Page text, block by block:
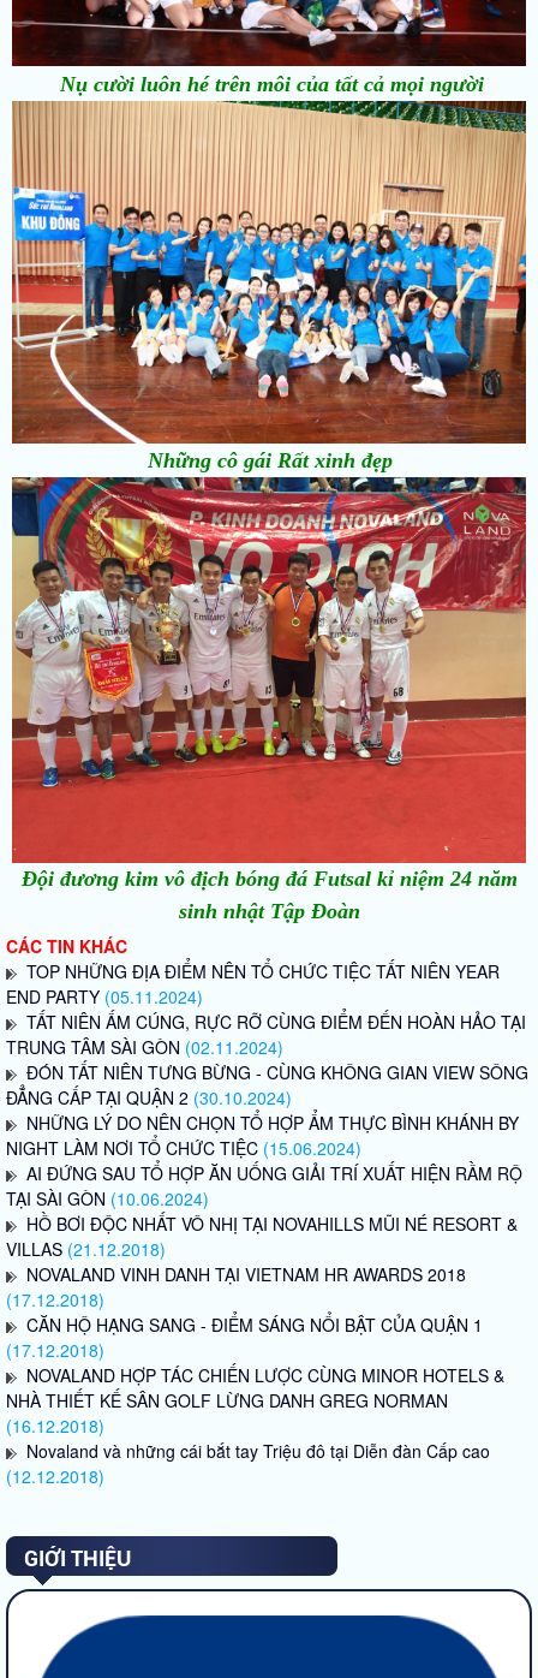
Nụ cười luôn hé trên môi của tất cả mọi người
Những cô gái Rất xinh đẹp
Đội đương kim vô địch bóng đá Futsal kỉ niệm 24 năm
sinh nhật Tập Đoàn
CÁC TIN KHÁC
TOP NHỮNG ĐỊA ĐIỂM NÊN TỔ CHỨC TIỆC TẤT NIÊN YEAR
END PARTY (05.11.2024)
TẤT NIÊN ẤM CÚNG, RỰC RỠ CÙNG ĐIỂM ĐẾN HOÀN HẢO TẠI
TRUNG TÂM SÀI GÒN (02.11.2024)
ĐÓN TẤT NIÊN TƯNG BỪNG - CÙNG KHÔNG GIAN VIEW SÔNG
ĐẲNG CẤP TẠI QUẬN 2 (30.10.2024)
NHỮNG LÝ DO NÊN CHỌN TỔ HỢP ẨM THỰC BÌNH KHÁNH BY
NIGHT LÀM NƠI TỔ CHỨC TIỆC (15.06.2024)
AI ĐỨNG SAU TỔ HỢP ĂN UỐNG GIẢI TRÍ XUẤT HIỆN RẦM RỘ
TẠI SÀI GÒN (10.06.2024)
HỒ BƠI ĐỘC NHẤT VÔ NHỊ TẠI NOVAHILLS MŨI NÉ RESORT &
VILLAS (21.12.2018)
NOVALAND VINH DANH TẠI VIETNAM HR AWARDS 2018
(17.12.2018)
CĂN HỘ HẠNG SANG - ĐIỂM SÁNG NỔI BẬT CỦA QUẬN 1
(17.12.2018)
NOVALAND HỢP TÁC CHIẾN LƯỢC CÙNG MINOR HOTELS &
NHÀ THIẾT KẾ SÂN GOLF LỪNG DANH GREG NORMAN
(16.12.2018)
Novaland và những cái bắt tay Triệu đô tại Diễn đàn Cấp cao
(12.12.2018)
GIỚI THIỆU